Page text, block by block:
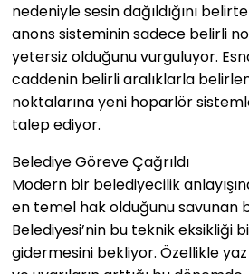
nedeniyle sesin dağıldığını
anons sisteminin sadece belirli
yetersiz olduğunu vurguluyor.
caddenin belirli aralıklarla
noktalarına yeni hoparlör
talep ediyor.
Belediye Göreve Çağrıldı
Modern bir belediyecilik
en temel hak olduğunu savunan
Belediyesi’nin bu teknik eksikliği
gidermesini bekliyor. Özellikle yaz